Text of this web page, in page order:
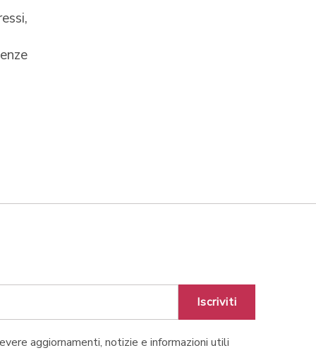
Iscriviti
aggiornamenti, notizie e informazioni utili